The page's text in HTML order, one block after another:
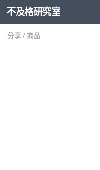
Skip to content
不及格研究室
分享/ 商品